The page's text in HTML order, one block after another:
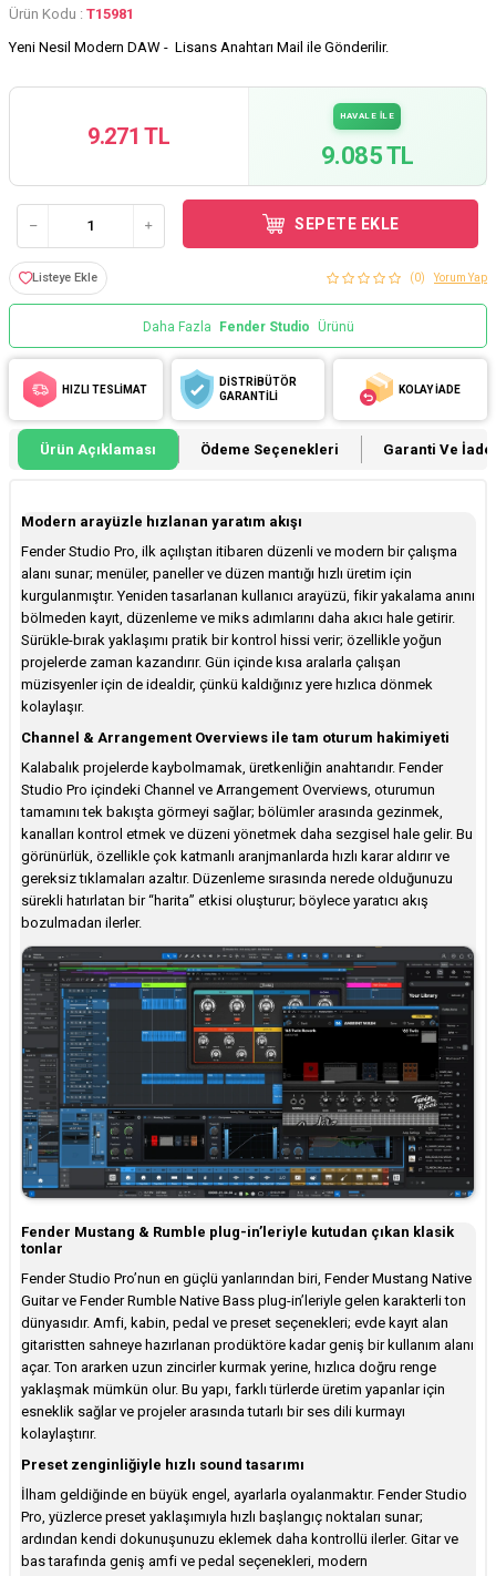
Ürün Kodu : T15981
Yeni Nesil Modern DAW - Lisans Anahtarı Mail ile Gönderilir.
9.271 TL
HAVALE İLE
9.085 TL
SEPETE EKLE
Listeye Ekle (0) Yorum Yap
Daha Fazla Fender Studio Ürünü
HIZLI TESLİMAT
DİSTRİBÜTÖR
GARANTİLİ
KOLAY İADE
Ürün Açıklaması Ödeme Seçenekleri Garanti Ve İade
Modern arayüzle hızlanan yaratım akışı
Fender Studio Pro, ilk açılıştan itibaren düzenli ve modern bir çalışma
alanı sunar; menüler, paneller ve düzen mantığı hızlı üretim için
kurgulanmıştır. Yeniden tasarlanan kullanıcı arayüzü, fikir yakalama anını
bölmeden kayıt, düzenleme ve miks adımlarını daha akıcı hale getirir.
Sürükle-bırak yaklaşımı pratik bir kontrol hissi verir; özellikle yoğun
projelerde zaman kazandırır. Gün içinde kısa aralarla çalışan
müzisyenler için de idealdir, çünkü kaldığınız yere hızlıca dönmek
kolaylaşır.
Channel & Arrangement Overviews ile tam oturum hakimiyeti
Kalabalık projelerde kaybolmamak, üretkenliğin anahtarıdır. Fender
Studio Pro içindeki Channel ve Arrangement Overviews, oturumun
tamamını tek bakışta görmeyi sağlar; bölümler arasında gezinmek,
kanalları kontrol etmek ve düzeni yönetmek daha sezgisel hale gelir. Bu
görünürlük, özellikle çok katmanlı aranjmanlarda hızlı karar aldırır ve
gereksiz tıklamaları azaltır. Düzenleme sırasında nerede olduğunuzu
sürekli hatırlatan bir “harita” etkisi oluşturur; böylece yaratıcı akış
bozulmadan ilerler.
Fender Mustang & Rumble plug-in’leriyle kutudan çıkan klasik
tonlar
Fender Studio Pro’nun en güçlü yanlarından biri, Fender Mustang Native
Guitar ve Fender Rumble Native Bass plug-in’leriyle gelen karakterli ton
dünyasıdır. Amfi, kabin, pedal ve preset seçenekleri; evde kayıt alan
gitaristten sahneye hazırlanan prodüktöre kadar geniş bir kullanım alanı
açar. Ton ararken uzun zincirler kurmak yerine, hızlıca doğru renge
yaklaşmak mümkün olur. Bu yapı, farklı türlerde üretim yapanlar için
esneklik sağlar ve projeler arasında tutarlı bir ses dili kurmayı
kolaylaştırır.
Preset zenginliğiyle hızlı sound tasarımı
İlham geldiğinde en büyük engel, ayarlarla oyalanmaktır. Fender Studio
Pro, yüzlerce preset yaklaşımıyla hızlı başlangıç noktaları sunar;
ardından kendi dokunuşunuzu eklemek daha kontrollü ilerler. Gitar ve
bas tarafında geniş amfi ve pedal seçenekleri, modern